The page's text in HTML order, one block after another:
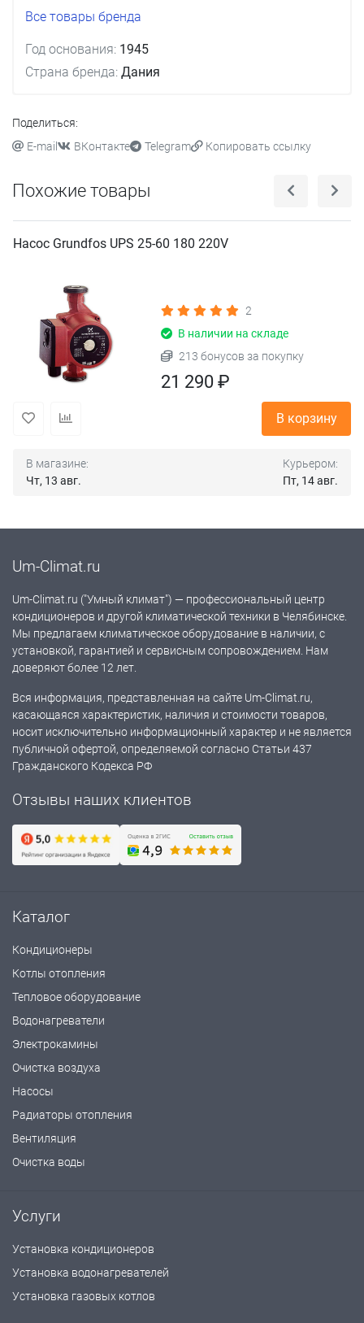
Все товары бренда
Год основания: 1945
Страна бренда: Дания
Поделиться:
E-mail
ВКонтакте Telegram Копировать ссылку
Похожие товары
Насос Grundfos UPS 25-60 180 220V
2
В наличии на складе
213 бонусов за покупку
21 290 ₽
В корзину
В магазине:
Чт, 13 авг.
Курьером:
Пт, 14 авг.
Um-Climat.ru
Um-Climat.ru ("Умный климат") — профессиональный центр
кондиционеров и другой климатической техники в Челябинске.
Мы предлагаем климатическое оборудование в наличии, с
установкой, гарантией и сервисным сопровождением. Нам
доверяют более 12 лет.
Вся информация, представленная на сайте Um-Climat.ru,
касающаяся характеристик, наличия и стоимости товаров,
носит исключительно информационный характер и не является
публичной офертой, определяемой согласно Статьи 437
Гражданского Кодекса РФ
Отзывы наших клиентов
Каталог
Кондиционеры
Котлы отопления
Тепловое оборудование
Водонагреватели
Электрокамины
Очистка воздуха
Насосы
Радиаторы отопления
Вентиляция
Очистка воды
Услуги
Установка кондиционеров
Установка водонагревателей
Установка газовых котлов